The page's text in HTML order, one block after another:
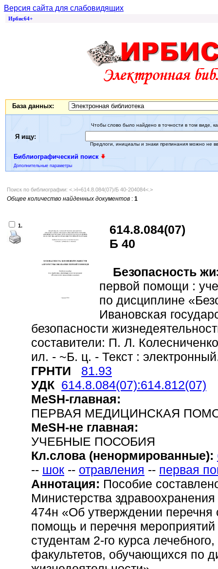
Версия сайта для слабовидящих
Ирбис64+
База данных:
Я ищу:
Чтобы слово было найдено в точности в том виде,
Предлоги, инициалы и знаки препинания можно не
Библиографический поиск
Дополнительные параметры
Поиск по библиографии: <.>I=614.8.084(07)/Б 40-204084<.>
Общее количество найденных документов : 1
1.
614.8.084(07)
Б 40
Безопасность
первой помощи :
по дисциплине
Ивановская
безопасности
составители: П. Л.
ил. - ~Б. ц. - Текст :
ГРНТИ
81.93
УДК 614.8.084(07):614.812(07)
MeSH-главная:
ПЕРВАЯ МЕДИЦИНСКАЯ
MeSH-не главная:
УЧЕБНЫЕ ПОСОБИЯ
Кл.слова (ненормированные):
-- шок -- отравления -- первая
Аннотация: Пособие
Министерства
474н «Об утверждении перечня
помощь и перечня
студентам 2-го курса
факультетов, обучающихся по